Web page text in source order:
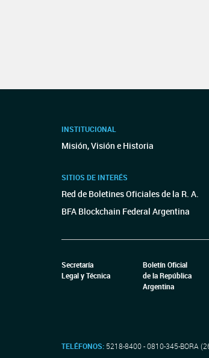
INSTITUCIONAL
Misión, Visión e Historia
SITIOS DE INTERÉS
Red de Boletines Oficiales de la R. A.
BFA Blockchain Federal Argentina
Secretaría
Legal y Técnica
Boletín Oficial
de la República
Argentina
TELÉFONOS: 5218-8400 - 0810-345-BORA